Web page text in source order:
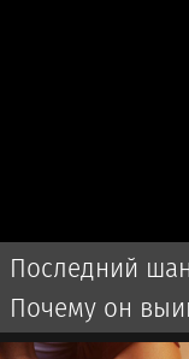
Последний
Почему он